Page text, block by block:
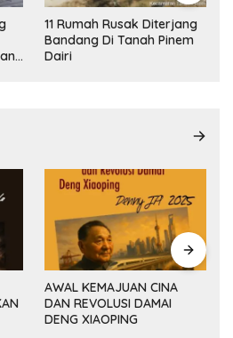
11 Rumah Rusak Diterjang
Bandang Di Tanah Pinem
Dairi
AWAL KEMAJUAN CINA
DAN REVOLUSI DAMAI
DENG XIAOPING